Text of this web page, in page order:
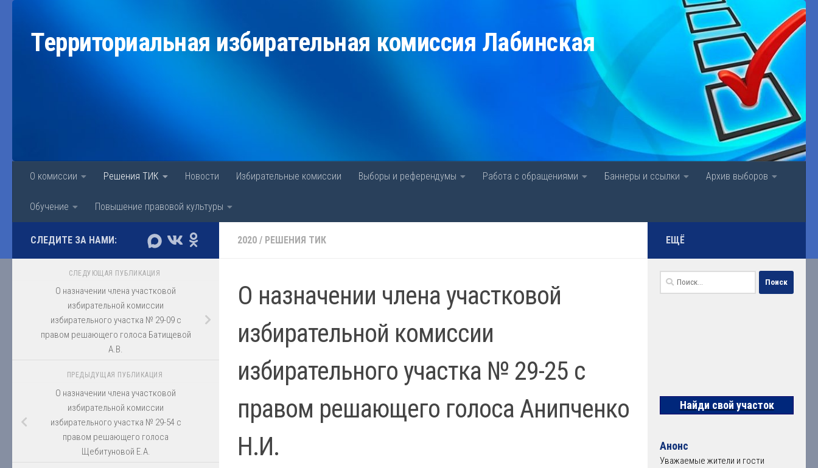
Территориальная избирательная комиссия Лабинская
О комиссии Решения ТИК Новости Избирательные комиссии Выборы и референдумы Работа с обращениями Баннеры и ссылки Архив выборов
Обучение Повышение правовой культуры
2020 / РЕШЕНИЯ ТИК
О назначении члена участковой
избирательной комиссии
избирательного участка № 29-25 с
правом решающего голоса Анипченко
Н.И.
СЛЕДИТЕ ЗА НАМИ:
СЛЕДУЮЩАЯ ПУБЛИКАЦИЯ
О назначении члена участковой
избирательной комиссии
избирательного участка № 29-09 с
правом решающего голоса Батищевой
А.В.
ПРЕДЫДУЩАЯ ПУБЛИКАЦИЯ
О назначении члена участковой
избирательной комиссии
избирательного участка № 29-54 с
правом решающего голоса
Щебитуновой Е.А.
ЕЩЁ
Найти:
Найди свой участок
Анонс
Уважаемые жители и гости